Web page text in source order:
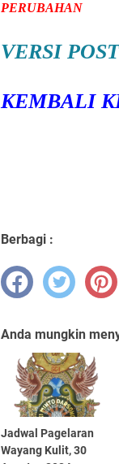
PERUBAHAN
VERSI
KEMBALI
Berbagi :
Anda mungkin
Jadwal Pagelaran
Wayang Kulit, 30